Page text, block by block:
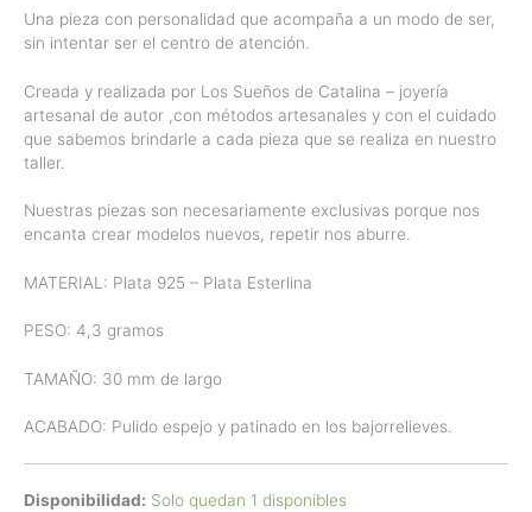
Una pieza con personalidad que acompaña a un modo de ser,
sin intentar ser el centro de atención.
Creada y realizada por Los Sueños de Catalina – joyería
artesanal de autor ,con métodos artesanales y con el cuidado
que sabemos brindarle a cada pieza que se realiza en nuestro
taller.
Nuestras piezas son necesariamente exclusivas porque nos
encanta crear modelos nuevos, repetir nos aburre.
MATERIAL: Plata 925 – Plata Esterlina
PESO: 4,3 gramos
TAMAÑO: 30 mm de largo
ACABADO: Pulido espejo y patinado en los bajorrelieves.
Disponibilidad: Solo quedan 1 disponibles